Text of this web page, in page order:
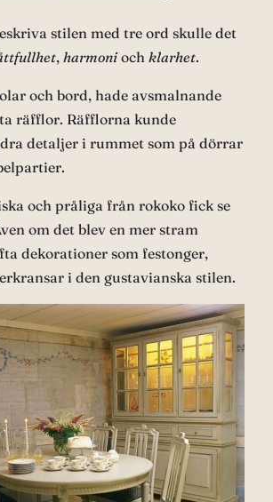
stilen med tre ord skulle det
, harmonioch klarhet.
och bord, hade avsmalnande
räfflor. Räfflorna kunde
detaljer i rummet som på dörrar
och pråliga från rokoko fick se
om det blev en mer stram
dekorationer som festonger,
i den gustavianska stilen.